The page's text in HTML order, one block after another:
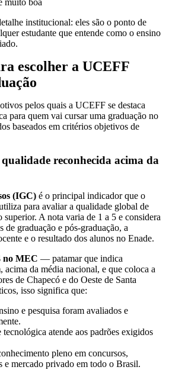
institucional: eles são o ponto de
estudante que entende como o ensino
escolher a UCEFF
pelos quais a UCEFF se destaca
para quem vai cursar uma graduação no
baseados em critérios objetivos de
reconhecida acima da
(IGC) é o principal indicador que o
para avaliar a qualidade global de
superior. A nota varia de 1 a 5 e considera
de graduação e pós-graduação, a
e o resultado dos alunos no Enade.
no MEC — patamar que indica
, acima da média nacional, e que coloca a
de Chapecó e do Oeste de Santa
isso significa que:
e pesquisa foram avaliados e
atende aos padrões exigidos
pleno em concursos,
e mercado privado em todo o Brasil.